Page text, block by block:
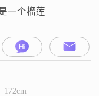
一个榴莲
172cm